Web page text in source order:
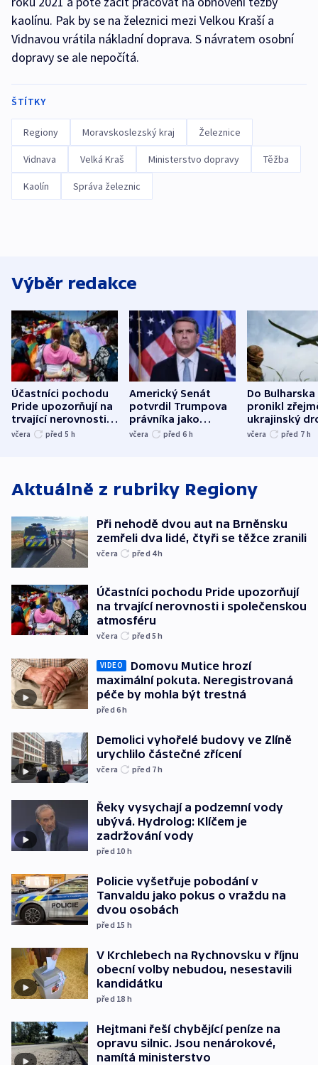
kaolínu. Pak by se na železnici mezi Velkou Kraší a
Vidnavou vrátila nákladní doprava. S návratem osobní
dopravy se ale nepočítá.
ŠTÍTKY
Regiony Moravskoslezský kraj Železnice
Vidnava Velká Kraš Ministerstvo dopravy Těžba
Kaolín Správa železnic
Výběr redakce
Účastníci pochodu
Pride upozorňují na
trvající nerovnosti i
společenskou
včera před 5 h
Americký Senát
potvrdil Trumpova
právníka jako
ministra
včera před 6 h
Do Bulharska
pronikl
ukrajinský
explodoval
včera před 7 h
Aktuálně z rubriky Regiony
Při nehodě dvou aut na Brněnsku
zemřeli dva lidé, čtyři se těžce zranili
včera před 4h
Účastníci pochodu Pride upozorňují
na trvající nerovnosti i společenskou
atmosféru
včera před 5h
VIDEO
Domovu Mutice hrozí
maximální pokuta. Neregistrovaná
péče by mohla být trestná
před 6h
Demolici vyhořelé budovy ve Zlíně
urychlilo částečné zřícení
včera před 7h
Řeky vysychají a podzemní vody
ubývá. Hydrolog: Klíčem je
zadržování vody
před 10 h
Policie vyšetřuje pobodání v
Tanvaldu jako pokus o vraždu na
dvou osobách
před 15 h
V Krchlebech na Rychnovsku v říjnu
obecní volby nebudou, nesestavili
kandidátku
před 18 h
Hejtmani řeší chybějící peníze na
opravu silnic. Jsou nenárokové,
namítá ministerstvo